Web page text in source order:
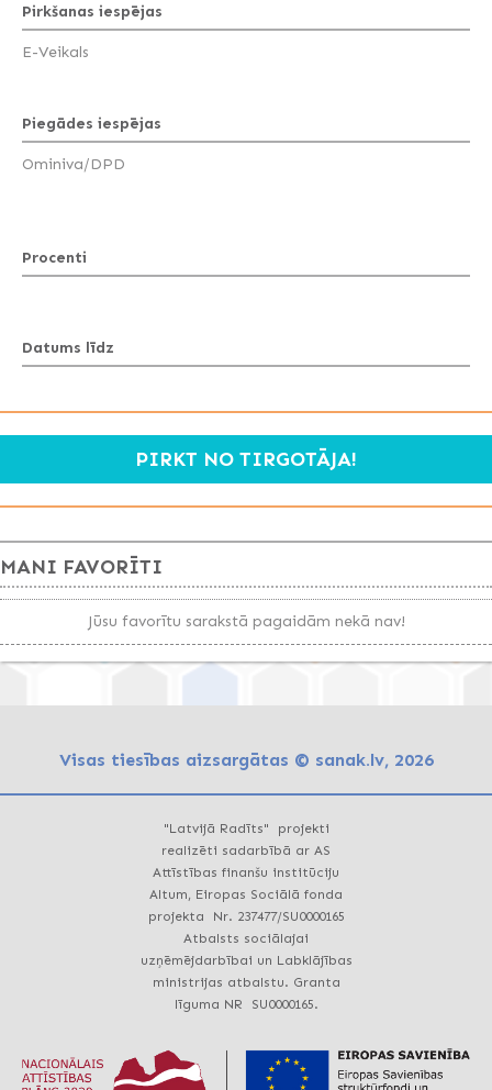
Pirkšanas iespējas
E-Veikals
Piegādes iespējas
Ominiva/DPD
Procenti
Datums līdz
PIRKT NO TIRGOTĀJA!
MANI FAVORĪTI
Jūsu favorītu sarakstā pagaidām nekā nav!
Visas tiesības aizsargātas © sanak.lv, 2026
"Latvijā Radīts" projekti
realizēti sadarbībā ar AS
Attīstības finanšu institūciju
Altum, Eiropas Sociālā fonda
projekta Nr. 237477/SU0000165
Atbalsts sociālajai
uzņēmējdarbībai un Labklājības
ministrijas atbalstu. Granta
līguma NR SU0000165.